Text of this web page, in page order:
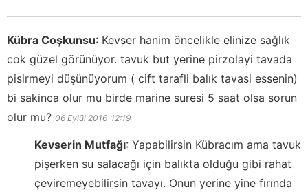
Kübra Coşkunsu: Kevser hanim öncelikle elinize sağlık
cok güzel görünüyor. tavuk but yerine pirzolayi tavada
pisirmeyi düşünüyorum ( cift tarafli balık tavasi essenin)
bi sakinca olur mu birde marine suresi 5 saat olsa sorun
olur mu? 06 Eylül 2016 12:19
Kevserin Mutfağı: Yapabilirsin Kübracım ama tavuk
pişerken su salacağı için balıkta olduğu gibi rahat
çeviremeyebilirsin tavayı. Onun yerine yine fırında